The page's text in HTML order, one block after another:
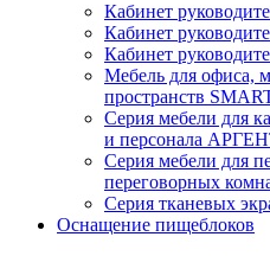
Кабинет
Кабинет
Кабинет
Мебель для офиса,
пространств
Серия мебели для
и персонала
Серия мебели для
переговорных
Серия тканевых
Оснащение пищеблоков